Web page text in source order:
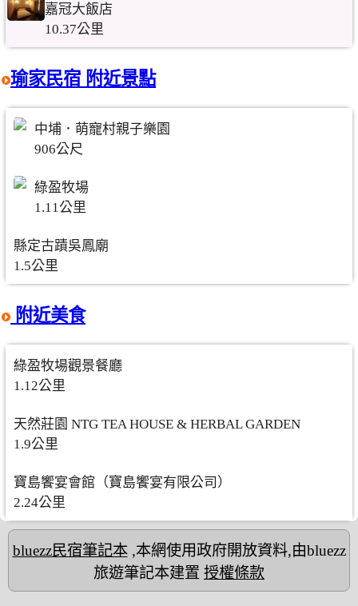
嘉冠大飯店
10.37公里
瑜家民宿 附近景點
中埔．萌寵村親子樂園
906公尺
綠盈牧場
1.11公里
縣定古蹟吳鳳廟
1.5公里
附近美食
綠盈牧場觀景餐廳
1.12公里
天然莊園 NTG TEA HOUSE & HERBAL GARDEN
1.9公里
寶島饗宴會館（寶島饗宴有限公司）
2.24公里
bluezz民宿筆記本,本網使用政府開放資料,由bluezz
旅遊筆記本建置 授權條款